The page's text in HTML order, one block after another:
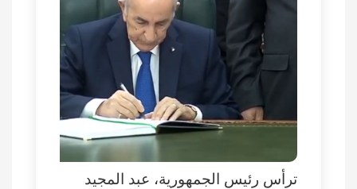
ترأس رئيس الجمهورية، عبد المجيد